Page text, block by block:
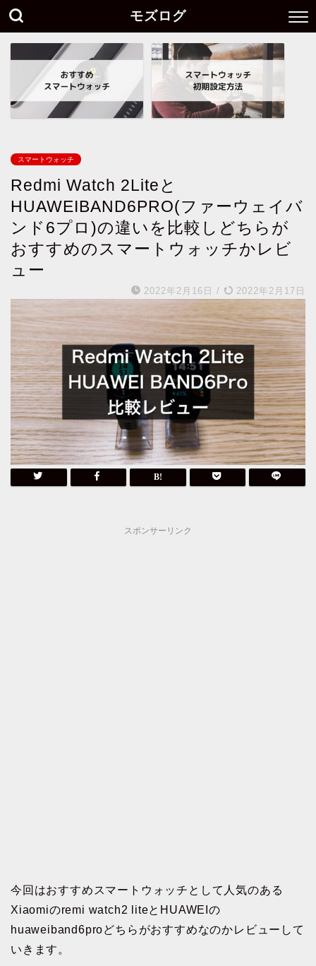
モズログ
スマートウォッチ
Redmi Watch 2Liteと
HUAWEIBAND6PRO(ファーウェイバ
ンド6プロ)の違いを比較しどちらが
おすすめのスマートウォッチかレビ
ュー
2022年2月16日 / 2022年2月17日
スポンサーリンク
今回はおすすめスマートウォッチとして人気のある
Xiaomiのremi watch2 liteとHUAWEIの
huaweiband6proどちらがおすすめなのかレビューして
いきます。